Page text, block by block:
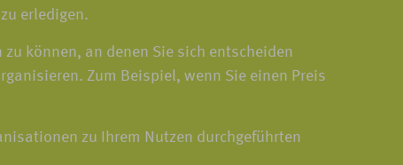
erledigen.
können, an denen Sie sich entscheiden
Zum Beispiel, wenn Sie einen Preis
zu Ihrem Nutzen durchgeführten